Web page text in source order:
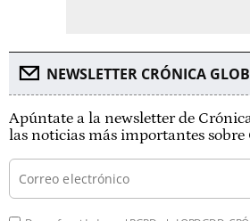
NEWSLETTER CRÓNICA
Apúntate a la newsletter de
las noticias más importantes sobre